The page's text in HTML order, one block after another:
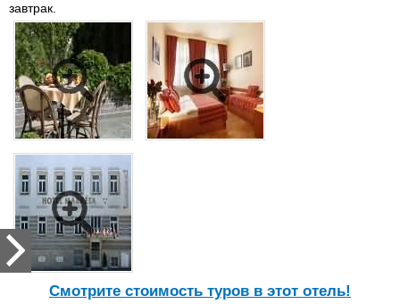
завтрак.
Cмотрите стоимость туров в этот отель!